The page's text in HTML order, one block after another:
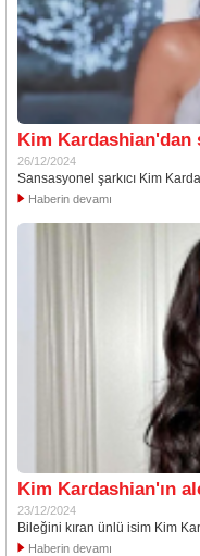
Kim Kardashian'dan
26/12/2024
Sansasyonel şarkıcı Kim
Haberin devamı
Kim Kardashian'ın
23/12/2024
Bileğini kıran ünlü isim Kim
Haberin devamı